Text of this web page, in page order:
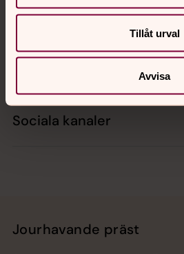
Tillåt urval
Avvisa
Kalender
Sociala kanaler
Jourhavande präst